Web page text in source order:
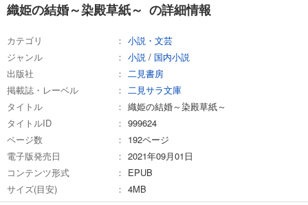
織姫の結婚～染殿草紙～ の詳細情報
カテゴリ
小説・文芸
ジャンル
小説 / 国内小説
出版社
二見書房
掲載誌・レーベル
二見サラ文庫
タイトル
織姫の結婚～染殿草紙～
タイトルID
999624
ページ数
192ページ
電子版発売日
2021年09月01日
コンテンツ形式
EPUB
サイズ(目安)
4MB